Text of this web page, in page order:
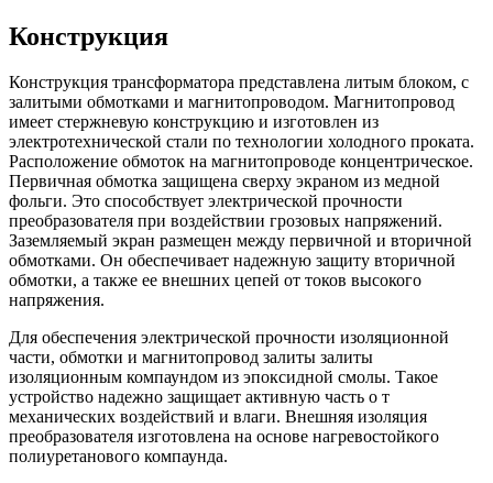
Конструкция
Конструкция трансформатора представлена литым блоком, с
залитыми обмотками и магнитопроводом. Магнитопровод
имеет стержневую конструкцию и изготовлен из
электротехнической стали по технологии холодного проката.
Расположение обмоток на магнитопроводе концентрическое.
Первичная обмотка защищена сверху экраном из медной
фольги. Это способствует электрической прочности
преобразователя при воздействии грозовых напряжений.
Заземляемый экран размещен между первичной и вторичной
обмотками. Он обеспечивает надежную защиту вторичной
обмотки, а также ее внешних цепей от токов высокого
напряжения.
Для обеспечения электрической прочности изоляционной
части, обмотки и магнитопровод залиты залиты
изоляционным компаундом из эпоксидной смолы. Такое
устройство надежно защищает активную часть о т
механических воздействий и влаги. Внешняя изоляция
преобразователя изготовлена на основе нагревостойкого
полиуретанового компаунда.